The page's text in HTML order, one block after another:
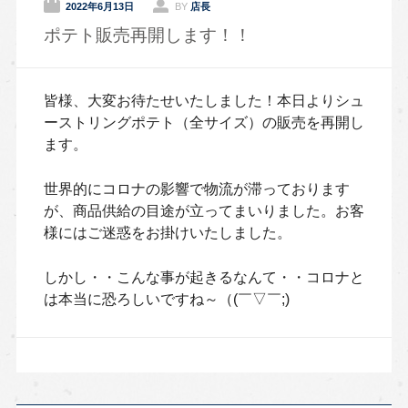
2022年6月13日 BY 店長
ポテト販売再開します！！
皆様、大変お待たせいたしました！本日よりシュ
ーストリングポテト（全サイズ）の販売を再開し
ます。
世界的にコロナの影響で物流が滞っております
が、商品供給の目途が立ってまいりました。お客
様にはご迷惑をお掛けいたしました。
しかし・・こんな事が起きるなんて・・コロナと
は本当に恐ろしいですね～（(￣▽￣;)